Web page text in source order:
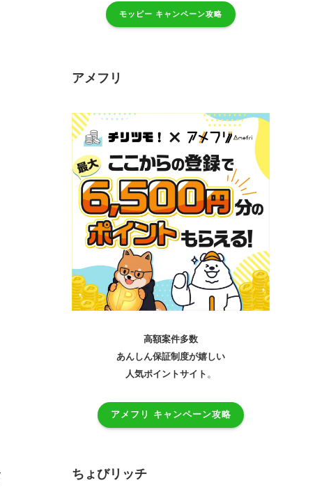
モッピー キャンペーン攻略
アメフリ
高額案件多数
あんしん保証制度が嬉しい
人気ポイントサイト 。
アメフリ キャンペーン攻略
ちょびリッチ